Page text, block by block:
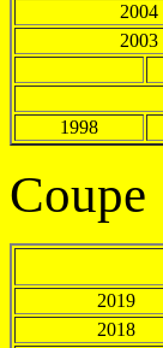
2004
2003
1998
Coupe
2019
2018